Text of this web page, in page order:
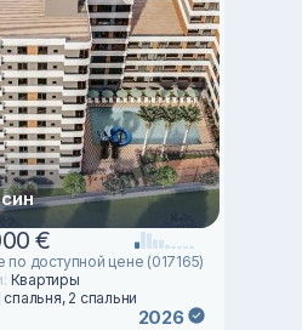
€
доступной цене (017165)
Квартиры
спальня, 2 спальни
2026